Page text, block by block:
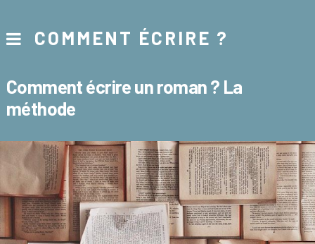
COMMENT ÉCRIRE ?
Comment écrire un roman ? La
méthode